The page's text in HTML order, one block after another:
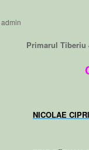
admin
Primarul Tiberiu
NICOLAE